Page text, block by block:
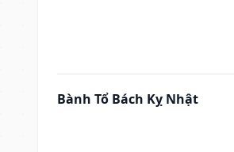
Bành Tổ Bách Kỵ Nhật